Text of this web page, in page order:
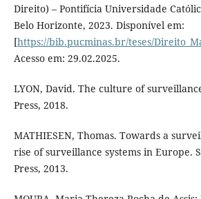
Direito) – Pontifícia Universidade
Belo Horizonte, 2023. Disponível em:
[https://bib.pucminas.br/teses/
Acesso em: 29.02.2025.
LYON, David. The culture of
Press, 2018.
MATHIESEN, Thomas. Towards a
rise of surveillance systems in Europe.
Press, 2013.